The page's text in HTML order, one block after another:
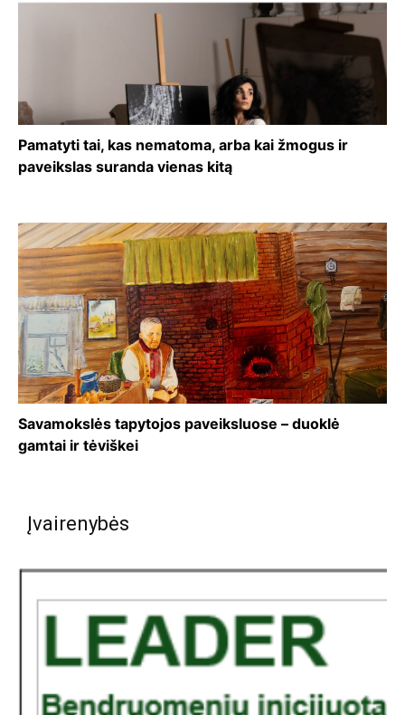
Pamatyti tai, kas nematoma, arba kai žmogus ir
paveikslas suranda vienas kitą
Savamokslės tapytojos paveiksluose – duoklė
gamtai ir tėviškei
Įvairenybės